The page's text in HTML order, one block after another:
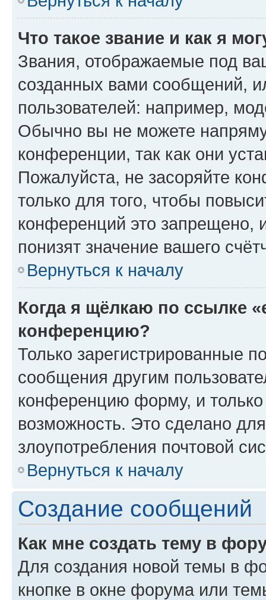
Что такое звание и как я
Звания, отображаемые под
созданных вами сообщений,
пользователей: например,
Обычно вы не можете
конференции, так как они
Пожалуйста, не засоряйте
только для того, чтобы
конференций это запрещено,
понизят значение вашего
Вернуться к началу
Когда я щёлкаю по ссылке
конференцию?
Только зарегистрированные
сообщения другим
конференцию форму, и
возможность. Это сделано
злоупотребления почтовой
Вернуться к началу
Создание сообщений
Как мне создать тему в
Для создания новой темы в
кнопке в окне форума или